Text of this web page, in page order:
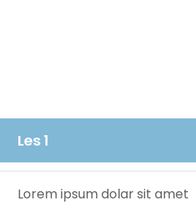
Les 1
Lorem ipsum dolar sit amet